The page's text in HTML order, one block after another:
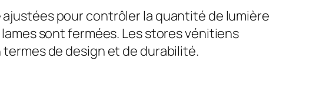
pour contrôler la quantité de lumière
sont fermées. Les stores vénitiens
de design et de durabilité.